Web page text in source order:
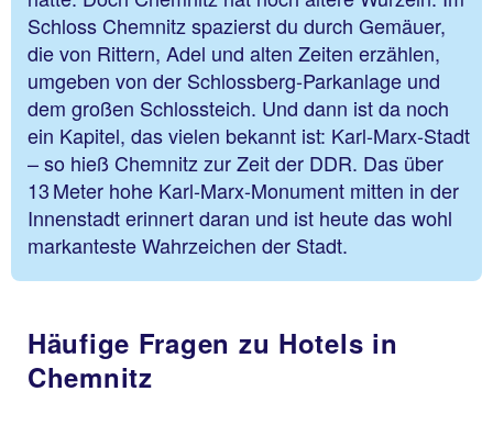
Schloss Chemnitz spazierst du durch Gemäuer,
die von Rittern, Adel und alten Zeiten erzählen,
umgeben von der Schlossberg-Parkanlage und
dem großen Schlossteich. Und dann ist da noch
ein Kapitel, das vielen bekannt ist: Karl-Marx-Stadt
– so hieß Chemnitz zur Zeit der DDR. Das über
13 Meter hohe Karl-Marx-Monument mitten in der
Innenstadt erinnert daran und ist heute das wohl
markanteste Wahrzeichen der Stadt.
Häufige Fragen zu Hotels in
Chemnitz